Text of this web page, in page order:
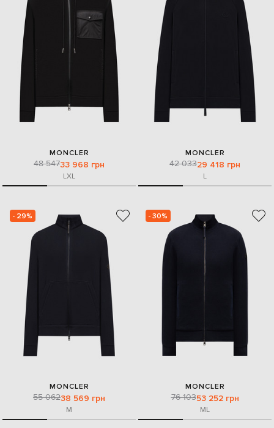
MONCLER
48 54733 968 грн
LXL
MONCLER
42 03329 418 грн
L
- 29%
MONCLER
55 06238 569 грн
M
- 30%
MONCLER
76 10353 252 грн
ML